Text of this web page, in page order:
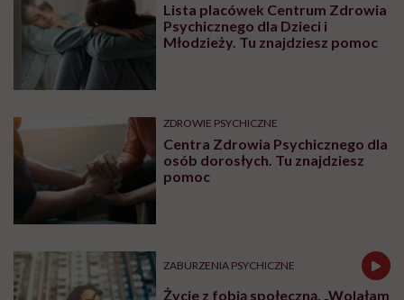
Lista placówek Centrum Zdrowia
Psychicznego dla Dzieci i
Młodzieży. Tu znajdziesz pomoc
ZDROWIE PSYCHICZNE
Centra Zdrowia Psychicznego dla
osób dorosłych. Tu znajdziesz
pomoc
ZABURZENIA PSYCHICZNE
Życie z fobią społeczną. „Wolałam